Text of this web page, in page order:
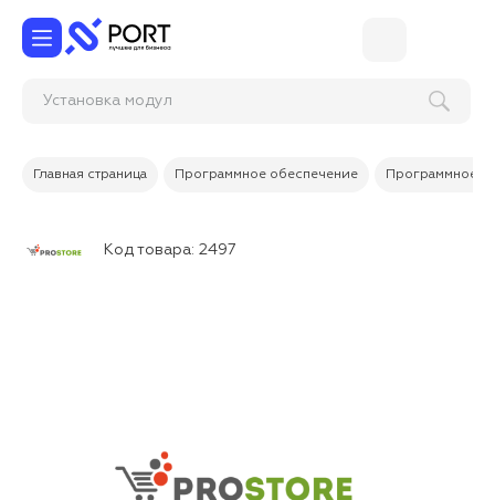
Установка м
Главная страница Программное обеспечение Программное
Код товара: 2497